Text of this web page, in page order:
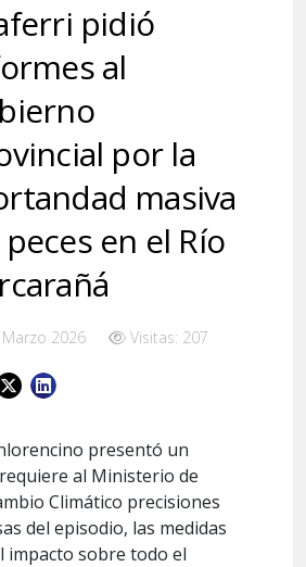
pidió
al
por la
masiva
en el Río
2026 Visitas: 207
presentó un
al Ministerio de
Climático precisiones
del episodio, las medidas
impacto sobre todo el